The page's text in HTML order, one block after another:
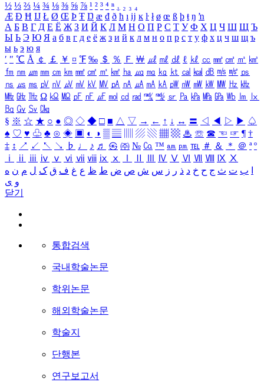
½ ⅓ ⅔ ¼ ¾ ⅛ ⅜ ⅝ ⅞ ¹ ² ³ ⁴ ⁿ ₁ ₂ ₃ ₄
Æ Ð Ħ Ĳ Ł Ø Œ Þ Ŧ Ŋ æ đ ð ħ ı ĳ ĸ ŀ ł ø œ ß þ ŧ ŋ ŉ
А Б В Г Д Е Ё Ж З И Й К Л М Н О П Р С Т У Ф Х Ц Ч Ш Щ Ъ
Ы Ь Э Ю Я а б в г д е ё ж з и й к л м н о п р с т у ф х ц ч ш щ ъ
ы ь э ю я
′ ″ ℃ Å ￠ ￡ ￥ ¤ ℉ ‰ ＄ ％ Ｆ ￦ ㎕ ㎖ ㎗ ℓ ㎘ ㏄ ㎣ ㎤ ㎥ ㎦
㎙ ㎚ ㎛ ㎜ ㎝ ㎞ ㎟ ㎠ ㎡ ㎢ ㏊ ㎍ ㎎ ㎏ ㏏ ㎈ ㎉ ㏈ ㎧ ㎨ ㎰
㎱ ㎲ ㎳ ㎴ ㎵ ㎶ ㎷ ㎸ ㎹ ㎀ ㎁ ㎂ ㎃ ㎄ ㎺ ㎻ ㎽ ㎾ ㎿ ㎐ ㎑
㎒ ㎓ ㎔ Ω ㏀ ㏁ ㎊ ㎋ ㎌ ㏖ ㏅ ㎭ ㎮ ㎯ ㏛ ㎩ ㎪ ㎫ ㎬ ㏝ ㏐
㏓
㏃ ㏉ ㏜ ㏆
§ ※ ☆ ★ ○ ● ◎ ◇ ◆ □ ■ △ ▽ → ← ↑ ↓ ↔ 〓 ◁ ◀ ▷ ▶ ♤
♠ ♡ ♥ ♧ ♣ ⊙ ◈ ▣ ◐ ◑ ▒ ▤ ▨ ▧ ▦ ▩ ♨ ☏ ☎ ☜ ☞ ¶ †
‡ ↕ ↗ ↙ ↖ ↘ ♭ ♩ ♪ ♬ ㉿ ㈜ № ㏇ ™ ㏂ ㏘ ℡ ＃ ＆ ＊ ＠ ª º
ⅰ
ⅱ ⅲ ⅳ ⅴ ⅵ ⅶ ⅷ ⅸ ⅹ Ⅳ Ⅴ Ⅵ Ⅶ Ⅷ Ⅸ Ⅹ
ب ت ث ج ح خ د ذ ر ز س ش ص ض ط ظ ع غ ف ق ک ل م ن ه
و ی
닫기
통합검색
국내학술논문
학위논문
해외학술논문
학술지
단행본
연구보고서